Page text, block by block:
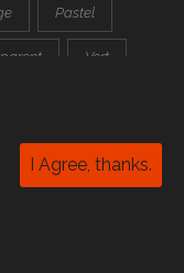
Pastel
Vert
I Agree, thanks.